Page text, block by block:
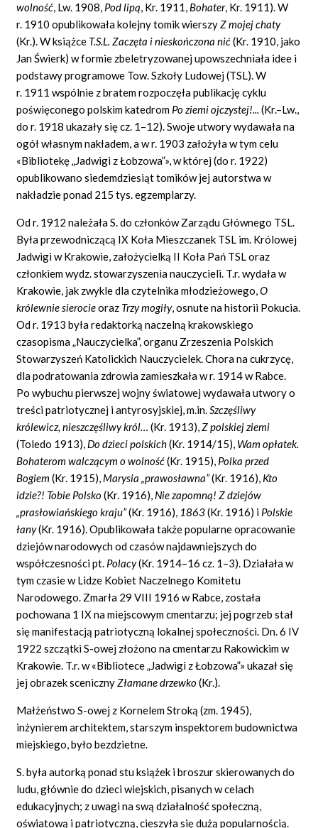
wolność, Lw. 1908, Pod lipą, Kr. 1911, Bohater, Kr. 1911). W
r. 1910 opublikowała kolejny tomik wierszyZ mojej chaty
(Kr.). W książce T.S.L. Zaczęta i nieskończona nić(Kr. 1910, jako
Jan Świerk) w formie zbeletryzowanej upowszechniała idee i
podstawy programowe Tow. Szkoły Ludowej (TSL). W
r. 1911 wspólnie z bratem rozpoczęła publikację cyklu
poświęconego polskim katedrom Po ziemi ojczystej!...(Kr.–Lw.,
do r. 1918 ukazały się cz. 1–12). Swoje utwory wydawała na
ogół własnym nakładem, a w r. 1903 założyła w tym celu
«Bibliotekę „Jadwigi z Łobzowa”», w której (do r. 1922)
opublikowano siedemdziesiąt tomików jej autorstwa w
nakładzie ponad 215 tys. egzemplarzy.
Od r. 1912 należała S. do członków Zarządu Głównego TSL.
Była przewodniczącą IX Koła Mieszczanek TSL im. Królowej
Jadwigi w Krakowie, założycielką II Koła Pań TSL oraz
członkiem wydz. stowarzyszenia nauczycieli. T.r. wydała w
Krakowie, jak zwykle dla czytelnika młodzieżowego,O
królewnie sierocieoraz Trzy mogiły, osnute na historii Pokucia.
Od r. 1913 była redaktorką naczelną krakowskiego
czasopisma „Nauczycielka”, organu Zrzeszenia Polskich
Stowarzyszeń Katolickich Nauczycielek. Chora na cukrzycę,
dla podratowania zdrowia zamieszkała w r. 1914 w Rabce.
Po wybuchu pierwszej wojny światowej wydawała utwory o
treści patriotycznej i antyrosyjskiej, m.in.Szczęśliwy
królewicz, nieszczęśliwy król… (Kr. 1913),Z polskiej ziemi
(Toledo 1913), Do dzieci polskich(Kr. 1914/15), Wam opłatek.
Bohaterom walczącym o wolność(Kr. 1915), Polka przed
Bogiem(Kr. 1915), Marysia„prawosławna”(Kr. 1916), Kto
idzie?! Tobie Polsko(Kr. 1916), Nie zapomną! Z dziejów
„prasłowiańskiego kraju”(Kr. 1916), 1863(Kr. 1916) i Polskie
łany(Kr. 1916). Opublikowała także popularne opracowanie
dziejów narodowych od czasów najdawniejszych do
współczesności pt. Polacy(Kr. 1914–16 cz. 1–3). Działała w
tym czasie w Lidze Kobiet Naczelnego Komitetu
Narodowego. Zmarła 29 VIII 1916 w Rabce, została
pochowana 1 IX na miejscowym cmentarzu; jej pogrzeb stał
się manifestacją patriotyczną lokalnej społeczności. Dn. 6 IV
1922 szczątki S-owej złożono na cmentarzu Rakowickim w
Krakowie. T.r. w «Bibliotece „Jadwigi z Łobzowa”» ukazał się
jej obrazek scenicznyZłamane drzewko(Kr.).
Małżeństwo S-owej z Kornelem Stroką (zm. 1945),
inżynierem architektem, starszym inspektorem budownictwa
miejskiego, było bezdzietne.
S. była autorką ponad stu książek i broszur skierowanych do
ludu, głównie do dzieci wiejskich, pisanych w celach
edukacyjnych; z uwagi na swą działalność społeczną,
oświatową i patriotyczną, cieszyła się dużą popularnością.